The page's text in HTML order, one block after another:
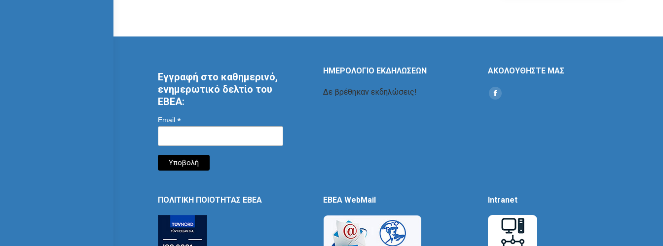
Εγγραφή στο καθημερινό,
ενημερωτικό δελτίο του
ΕΒΕΑ:
Email *
ΗΜΕΡΟΛΟΓΙΟ ΕΚΔΗΛΩΣΕΩΝ
Δε βρέθηκαν εκδηλώσεις!
ΑΚΟΛΟΥΘΗΣΤΕ ΜΑΣ
Find us on:
Social
ΠΟΛΙΤΙΚΗ ΠΟΙΟΤΗΤΑΣ ΕΒΕΑ EBEA WebMail Intranet